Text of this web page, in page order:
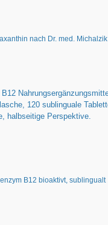
nach Dr. med. Michalzik
B12 bioaktivt, sublingualt